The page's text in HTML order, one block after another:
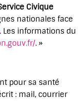
Civique
nationales face
Les informations du
. »
pour sa santé
: mail, courrier